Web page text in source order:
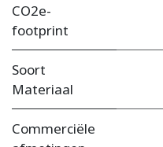
CO2e-
footprint
Soort
Materiaal
Commerciële